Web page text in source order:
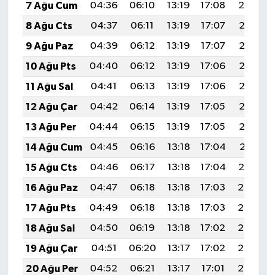
7 Ağu Cum
04:36 06:10 13:19 17:08
20:19
8 Ağu Cts
04:37 06:11 13:19 17:07
20:18
9 Ağu Paz
04:39 06:12 13:19 17:07
20:17
10 Ağu Pts
04:40 06:12 13:19 17:06
20:16
11 Ağu Sal
04:41 06:13 13:19 17:06
20:15
12 Ağu Çar
04:42 06:14 13:19 17:05
20:13
13 Ağu Per
04:44 06:15 13:19 17:05
20:12
14 Ağu Cum
04:45 06:16 13:18 17:04
20:11
15 Ağu Cts
04:46 06:17 13:18 17:04
20:10
16 Ağu Paz
04:47 06:18 13:18 17:03
20:08
17 Ağu Pts
04:49 06:18 13:18 17:03
20:07
18 Ağu Sal
04:50 06:19 13:18 17:02
20:06
19 Ağu Çar
04:51 06:20 13:17 17:02
20:05
20 Ağu Per
04:52 06:21 13:17 17:01
20:03